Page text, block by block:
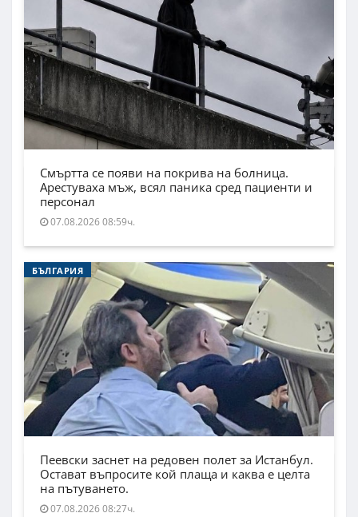
Смъртта се появи на покрива на болница.
Арестуваха мъж, всял паника сред пациенти и
персонал
07.08.2026 08:59ч.
БЪЛГАРИЯ
Пеевски заснет на редовен полет за Истанбул.
Остават въпросите кой плаща и каква е целта
на пътуването.
07.08.2026 08:27ч.